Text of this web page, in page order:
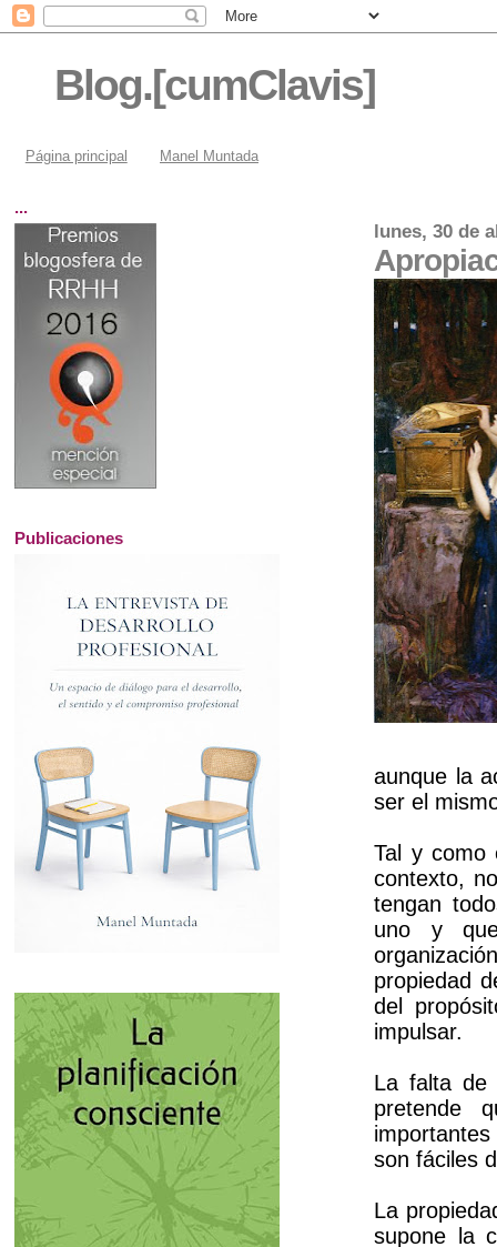
Blog.[cumClavis]
Página principal Manel Muntada
lunes, 30 de
aunque la
ser el
Tal y como
contexto,
tengan
uno y
propiedad
del
impulsar.
La falta de
pretende
son fáciles
La
supone la
...
Publicaciones